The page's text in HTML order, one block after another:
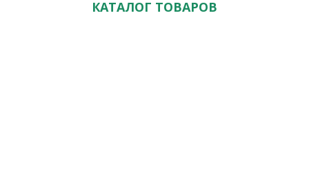
КАТАЛОГ ТОВАРОВ